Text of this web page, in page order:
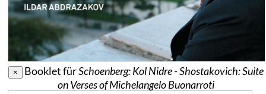
× Booklet fürSchoenberg: Kol Nidre - Shostakovich: Suite
on Verses of Michelangelo Buonarroti